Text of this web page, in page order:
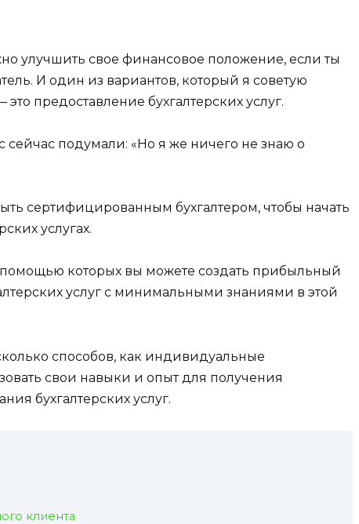
улучшить свое финансовое положение, если ты
И один из вариантов, который я советую
предоставление бухгалтерских услуг.
сейчас подумали: «Но я же ничего не знаю о
сертифицированным бухгалтером, чтобы начать
услугах.
которых вы можете создать прибыльный
услуг с минимальными знаниями в этой
способов, как индивидуальные
свои навыки и опыт для получения
бухгалтерских услуг.
клиента